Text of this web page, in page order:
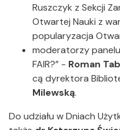
Ruszczyk z Sekcji
Otwartej Nauki z
popularyzacja
moderatorzy
FAIR?” - Roman
cą dyrektora
Milewską.
Do udziału w Dniach